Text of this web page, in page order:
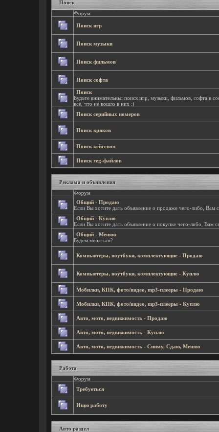
Поиск
Форум
Поиск игр
Поиск музыки
Поиск фильмов
Поиск софта
Поиск
Будьте внимательны: поиск игр, музыки, фильмов, софта в
все, что не вошло в них :)
Поиск серийных номеров
Поиск кряков
Поиск кейгенов
Поиск reg-файлов
Реклама и объявления
Форум
Общий - Продаю
Если Вы хотите дать объявление о продаже чего-либо, Вам
Общий - Куплю
Если Вы хотите дать объявление о покупке чего-либо, Вам
Общий - Меняю
Будем меняться?
Компьютеры, ноутбуки, комплектующие - Продаю
Компьютеры, ноутбуки, комплектующие - Куплю
Мобилки, КПК, фото/видео, mp3-плееры - Продаю
Мобилки, КПК, фото/видео, mp3-плееры - Куплю
Авто, мото, недвижимость - Продаю
Авто, мото, недвижимость - Куплю
Авто, мото, недвижимость - Сниму, Сдаю, Меняю
Работа
Форум
Требуеться
Ищю работу
Авто раздел